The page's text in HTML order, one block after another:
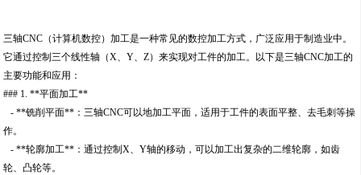
三轴CNC（计算机数控）加工是一种常见的数控加工方式，广泛应用于制造业中。
它通过控制三个线性轴（X、Y、Z）来实现对工件的加工。以下是三轴CNC加工的
主要功能和应用：
### 1. **平面加工**
- **铣削平面**：三轴CNC可以地加工平面，适用于工件的表面平整、去毛刺等操
作。
- **轮廓加工**：通过控制X、Y轴的移动，可以加工出复杂的二维轮廓，如齿
轮、凸轮等。